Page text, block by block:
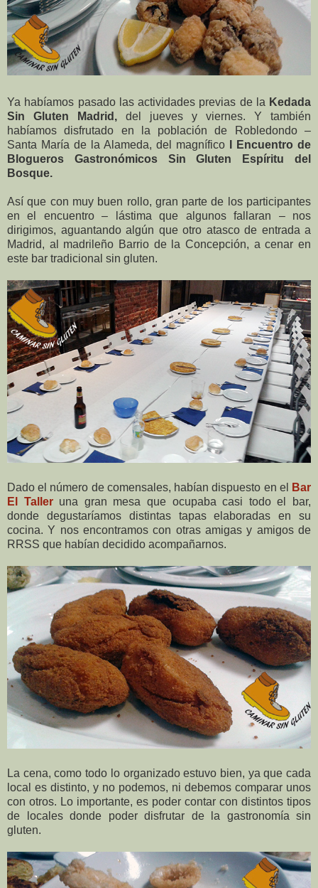
Ya habíamos pasado las actividades previas de la Kedada
Sin Gluten Madrid, del jueves y viernes. Y también
habíamos disfrutado en la población de Robledondo –
Santa María de la Alameda, del magnífico I Encuentro de
Blogueros Gastronómicos Sin Gluten Espíritu del
Bosque.
Así que con muy buen rollo, gran parte de los participantes
en el encuentro – lástima que algunos fallaran – nos
dirigimos, aguantando algún que otro atasco de entrada a
Madrid, al madrileño Barrio de la Concepción, a cenar en
este bar tradicional sin gluten.
Dado el número de comensales, habían dispuesto en el
Bar
El Talleruna gran mesa que ocupaba casi todo el bar,
donde degustaríamos distintas tapas elaboradas en su
cocina. Y nos encontramos con otras amigas y amigos de
RRSS que habían decidido acompañarnos.
La cena, como todo lo organizado estuvo bien, ya que cada
local es distinto, y no podemos, ni debemos comparar unos
con otros. Lo importante, es poder contar con distintos tipos
de locales donde poder disfrutar de la gastronomía sin
gluten.